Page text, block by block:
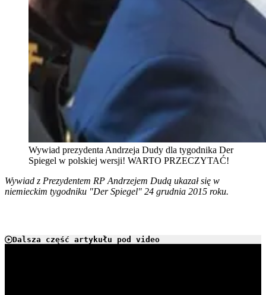
Wywiad prezydenta Andrzeja Dudy dla tygodnika Der
Spiegel w polskiej wersji! WARTO PRZECZYTAĆ!
Wywiad z Prezydentem RP Andrzejem Dudą ukazał się w
niemieckim tygodniku "Der Spiegel" 24 grudnia 2015 roku.
Dalsza część artykułu pod video